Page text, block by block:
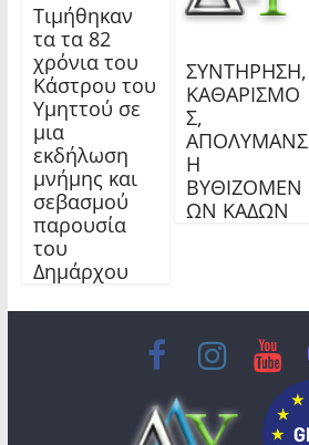
Τιμήθηκαν
τα τα 82
χρόνια του
Κάστρου του
Υμηττού σε
μια
εκδήλωση
μνήμης και
σεβασμού
παρουσία
του
Δημάρχου
ΣΥΝΤΗΡΗΣΗ,
ΚΑΘΑΡΙΣΜΟ
Σ,
ΑΠΟΛΥΜΑΝΣ
Η
ΒΥΘΙΖΟΜΕΝ
ΩΝ ΚΑΔΩΝ